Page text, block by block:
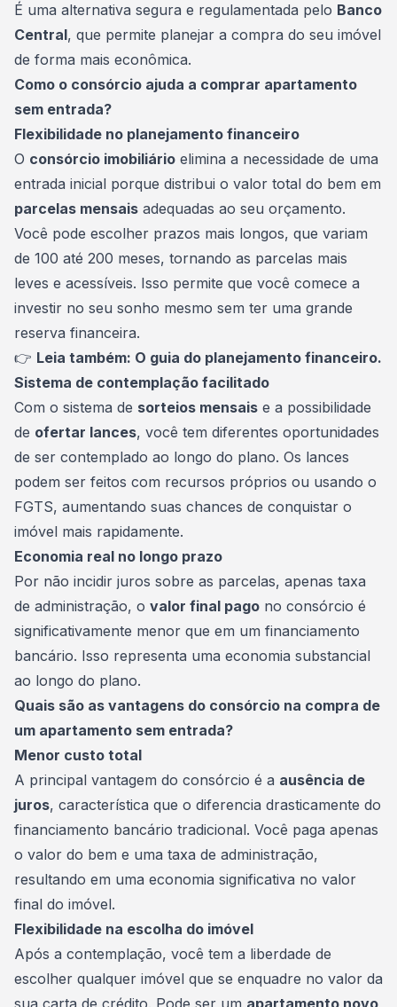
É uma alternativa segura e regulamentada pelo Banco
Central, que permite planejar a compra do seu imóvel
de forma mais econômica.
Como o consórcio ajuda a comprar apartamento
sem entrada?
Flexibilidade no planejamento financeiro
O consórcio imobiliário elimina a necessidade de uma
entrada inicial porque distribui o valor total do bem em
parcelas mensais adequadas ao seu orçamento.
Você pode escolher prazos mais longos, que variam
de 100 até 200 meses, tornando as parcelas mais
leves e acessíveis. Isso permite que você comece a
investir no seu sonho mesmo sem ter uma grande
reserva financeira.
👉 Leia também: O guia do planejamento financeiro.
Sistema de contemplação facilitado
Com o sistema de sorteios mensais e a possibilidade
de ofertar lances, você tem diferentes oportunidades
de ser contemplado ao longo do plano. Os lances
podem ser feitos com recursos próprios ou usando o
FGTS, aumentando suas chances de conquistar o
imóvel mais rapidamente.
Economia real no longo prazo
Por não incidir juros sobre as parcelas, apenas taxa
de administração, o valor final pago no consórcio é
significativamente menor que em um financiamento
bancário. Isso representa uma economia substancial
ao longo do plano.
Quais são as vantagens do consórcio na compra de
um apartamento sem entrada?
Menor custo total
A principal vantagem do consórcio é a ausência de
juros, característica que o diferencia drasticamente do
financiamento bancário tradicional. Você paga apenas
o valor do bem e uma taxa de administração,
resultando em uma economia significativa no valor
final do imóvel.
Flexibilidade na escolha do imóvel
Após a contemplação, você tem a liberdade de
escolher qualquer imóvel que se enquadre no valor da
sua carta de crédito . Pode ser um apartamento novo